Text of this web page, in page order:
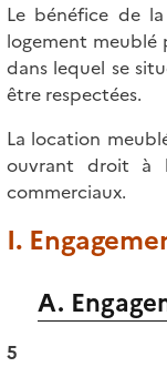
Le bénéfice de
logement meublé
dans lequel se
être respectées.
La location
ouvrant droit à
commerciaux.
I.
A.
5